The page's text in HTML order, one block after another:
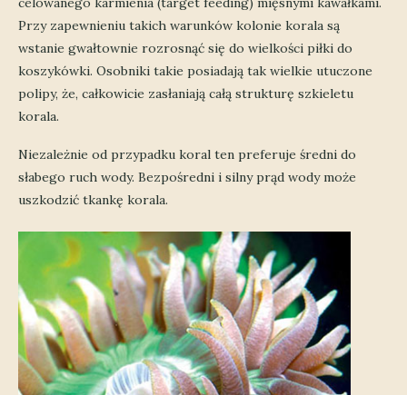
Przy zapewnieniu takich warunków kolonie korala są
wstanie gwałtownie rozrosnąć się do wielkości piłki do
koszykówki. Osobniki takie posiadają tak wielkie utuczone
polipy, że, całkowicie zasłaniają całą strukturę szkieletu
korala.
Niezależnie od przypadku koral ten preferuje średni do
słabego ruch wody. Bezpośredni i silny prąd wody może
uszkodzić tkankę korala.